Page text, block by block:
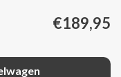
€189,95